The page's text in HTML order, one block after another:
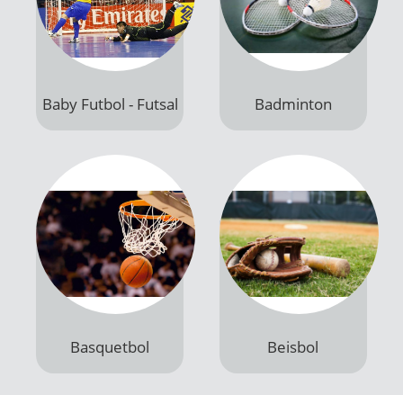
Baby Futbol - Futsal Badminton
Productos
Basquetbol
Productos
Beisbol